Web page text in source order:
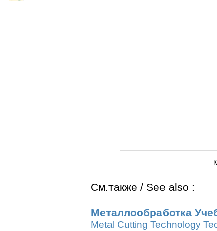
См.также / See also :
Металлообработка
Metal Cutting Technology